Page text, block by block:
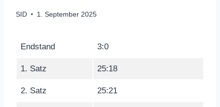
SID 1. September 2025
Endstand 3:0
1. Satz 25:18
2. Satz 25:21